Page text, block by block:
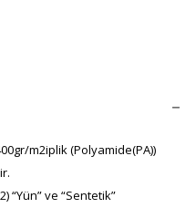
m2iplik (Polyamide(PA))
“Yün” ve “Sentetik”